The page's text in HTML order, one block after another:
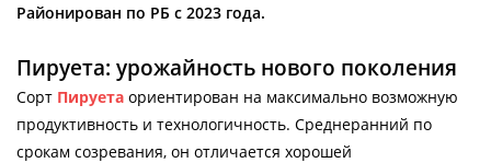
Районирован по РБ с 2023 года.
Пируета: урожайность нового поколения
Сорт Пируета ориентирован на максимально возможную
продуктивность и технологичность. Среднеранний по
срокам созревания, он отличается хорошей